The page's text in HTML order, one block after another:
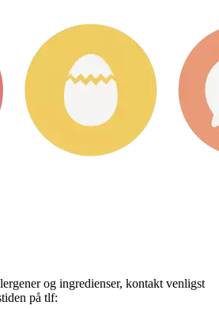
og ingredienser, kontakt venligst
på tlf: